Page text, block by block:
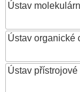
Ústav
Ústav organické
Ústav